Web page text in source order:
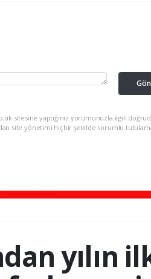
sitesine yaptığınız yorumunuzla ilgili
site yönetimi hiçbir şekilde sorumlu
yılın